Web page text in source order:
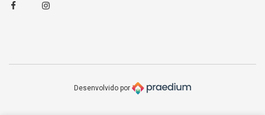
FacebookInstagram
Desenvolvido por